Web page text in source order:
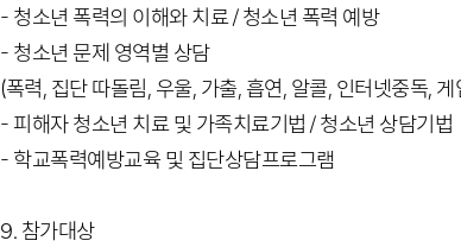
- 청소년 폭력의 이해와 치료 / 청소년 폭력 예방
- 청소년 문제 영역별 상담
(폭력, 집단 따돌림, 우울, 가출, 흡연, 알콜, 인터넷중독,
- 피해자 청소년 치료 및 가족치료기법 / 청소년 상담기법
- 학교폭력예방교육 및 집단상담프로그램
9. 참가대상